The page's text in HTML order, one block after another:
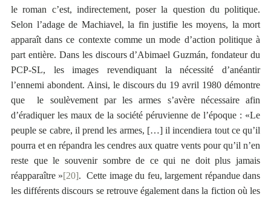
le roman c’est, indirectement, poser la question du politique.
Selon l’adage de Machiavel, la fin justifie les moyens, la mort
apparaît dans ce contexte comme un mode d’action politique à
part entière. Dans les discours d’Abimael Guzmán, fondateur du
PCP-SL, les images revendiquant la nécessité d’anéantir
l’ennemi abondent. Ainsi, le discours du 19 avril 1980 démontre
que le soulèvement par les armes s’avère nécessaire afin
d’éradiquer les maux de la société péruvienne de l’époque : «Le
peuple se cabre, il prend les armes, […] il incendiera tout ce qu’il
pourra et en répandra les cendres aux quatre vents pour qu’il n’en
reste que le souvenir sombre de ce qui ne doit plus jamais
réapparaître »[20]. Cette image du feu, largement répandue dans
les différents discours se retrouve également dans la fiction où les